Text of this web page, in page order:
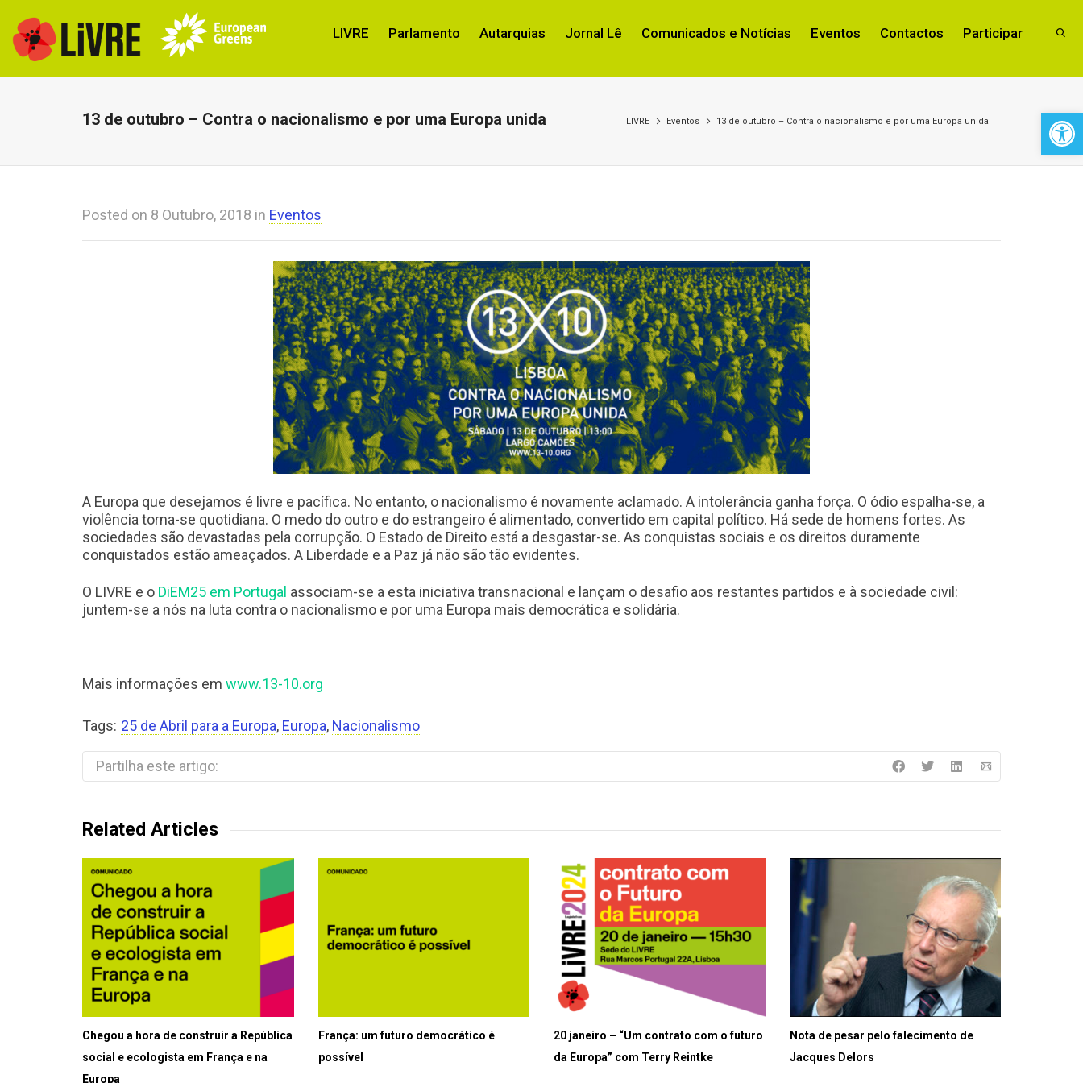
LIVRE Parlamento Autarquias Jornal Lê Comunicados e Notícias Eventos Contactos Participar
13 de outubro – Contra o nacionalismo e por uma Europa unida LIVRE Eventos 13 de outubro – Contra o nacionalismo e por uma Europa unida
Posted on 8 Outubro, 2018 in Eventos
A Europa que desejamos é livre e pacífica. No entanto, o nacionalismo é novamente aclamado. A intolerância ganha força. O ódio espalha-se, a
violência torna-se quotidiana. O medo do outro e do estrangeiro é alimentado, convertido em capital político. Há sede de homens fortes. As
sociedades são devastadas pela corrupção. O Estado de Direito está a desgastar-se. As conquistas sociais e os direitos duramente
conquistados estão ameaçados. A Liberdade e a Paz já não são tão evidentes.
O LIVRE e o DiEM25 em Portugal associam-se a esta iniciativa transnacional e lançam o desafio aos restantes partidos e à sociedade civil:
juntem-se a nós na luta contra o nacionalismo e por uma Europa mais democrática e solidária.
Mais informações em www.13-10.org
Tags: 25 de Abril para a Europa, Europa, Nacionalismo
Partilha este artigo:
Related Articles
Chegou a hora de construir a República
social e ecologista em França e na
Europa
França: um futuro democrático é
possível
20 janeiro – “Um contrato com o futuro
da Europa” com Terry Reintke
Nota de pesar pelo falecimento de
Jacques Delors